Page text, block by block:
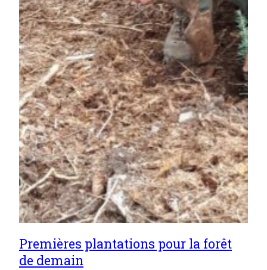
Premières plantations pour la forêt
de demain